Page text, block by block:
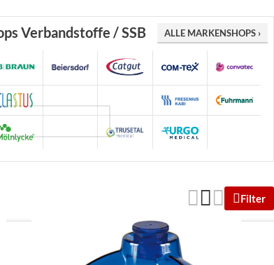
Verbandstoffe / SSB ALLE MARKENSHOPS ›
Filter